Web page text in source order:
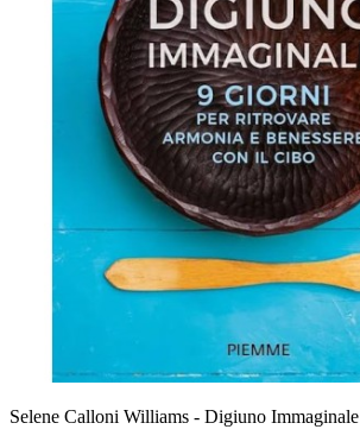
Selene Calloni Williams - Digiuno Immaginale